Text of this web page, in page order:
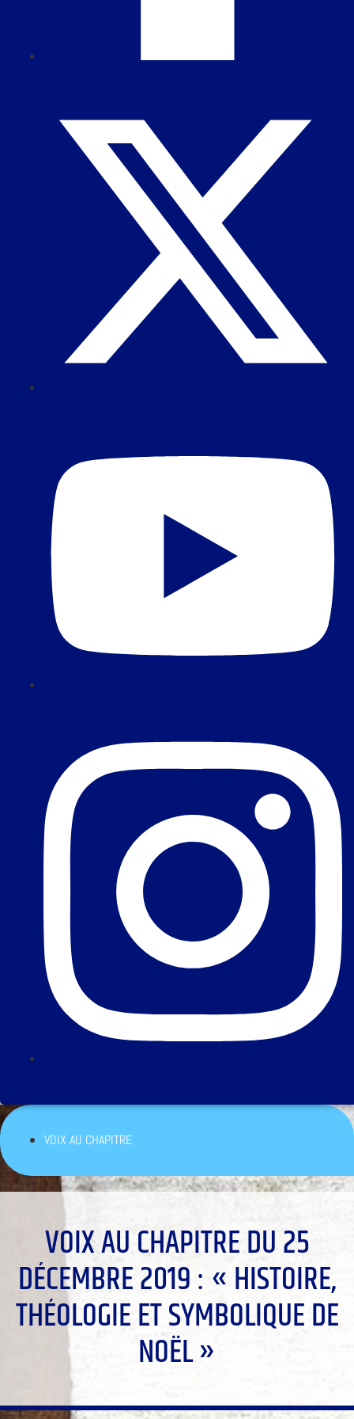
VOIX AU CHAPITRE
VOIX AU CHAPITRE DU 25
DÉCEMBRE 2019 : « HISTOIRE,
THÉOLOGIE ET SYMBOLIQUE DE
NOËL »